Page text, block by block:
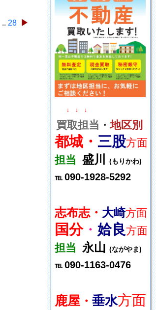
.. 28 ▶
↓ ↓ ↓
買取担当 ・地区別
都城・ 三股方面
担当 盛川 (もりかわ)
℡ 090-1928-5292
志布志・ 大崎方面
国分・ 姶良方面
担当 永山 (ながやま)
℡ 090-1163-0476
鹿屋 ・ 垂水方面